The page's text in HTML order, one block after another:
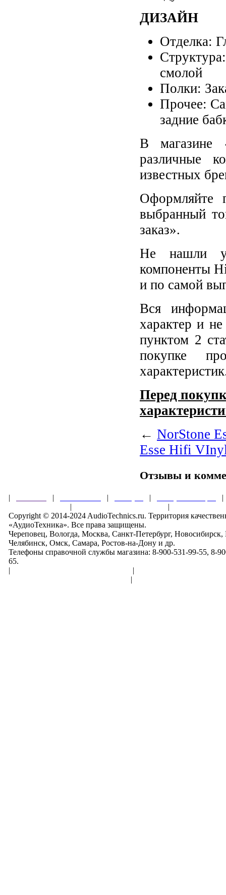
ДИЗАЙН
Отделка:
смолой
Полки:
Прочее:
задние
В магазине
различные
известных
Оформляйте
выбранный
заказ».
Не нашли у
компоненты
и по самой
Вся
характер и
пунктом 2
покупке
Перед
← NorStone
Esse Hifi
Отзывы и
| | | |
|
|
Copyright © 2014-2024 AudioTechnics.ru. Территория
«АудиоТехника». Все права защищены.
Череповец, Вологда, Москва, Санкт-Петербург,
Челябинск, Омск, Самара, Ростов-на-Дону и др.
Телефоны справочной службы магазина: 8-900-531-99-55, 8-
65.
|
|
|